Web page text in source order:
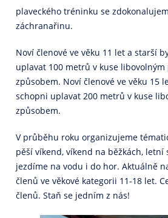
plaveckého tréninku se
záchranařinu.
Noví členové ve věku 11 let a starší
uplavat 100 metrů v kuse libovolným
způsobem. Noví členové ve věku 15
schopni uplavat 200 metrů v kuse
způsobem.
V průběhu roku organizujeme
pěší víkend, víkend na běžkách,
jezdíme na vodu i do hor. Aktuálně
členů ve věkové kategorii 11-18 let.
členů. Staň se jedním z nás!